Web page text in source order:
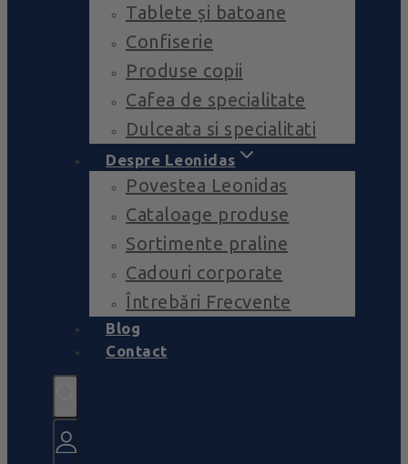
Tablete și batoane
Confiserie
Produse copii
Cafea de specialitate
Dulceata si specialitati
Despre Leonidas
Povestea Leonidas
Cataloage produse
Sortimente praline
Cadouri corporate
Întrebări Frecvente
Blog
Contact